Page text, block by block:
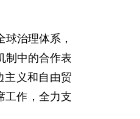
治理体系，
制中的合作表
主义和自由贸
工作，全力支